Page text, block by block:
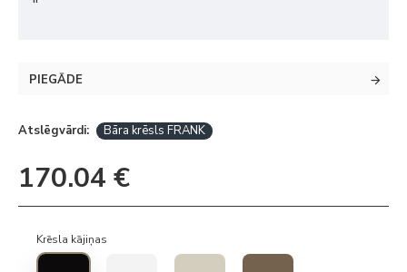
PIEGĀDE
Atslēgvārdi: Bāra krēsls FRANK
170.04 €
Krēsla kājiņas